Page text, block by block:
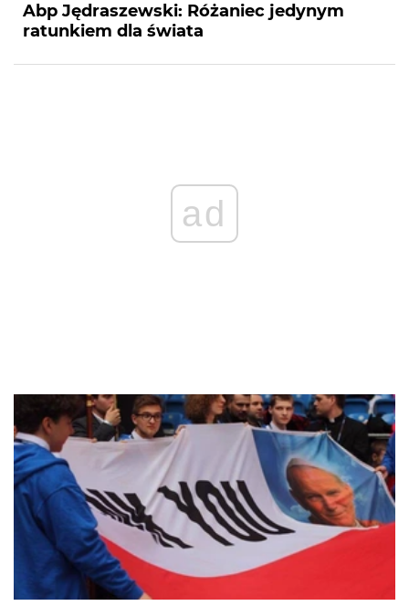
Abp Jędraszewski: Różaniec jedynym
ratunkiem dla świata
ad